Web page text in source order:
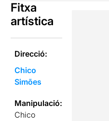
Fitxa
artística
Direcció:
Chico
Simões
Manipulació:
Chico